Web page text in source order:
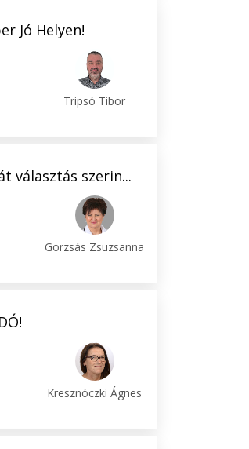
Jó Helyen!
Tripsó Tibor
választás szerin...
Gorzsás Zsuzsanna
Kresznóczki Ágnes